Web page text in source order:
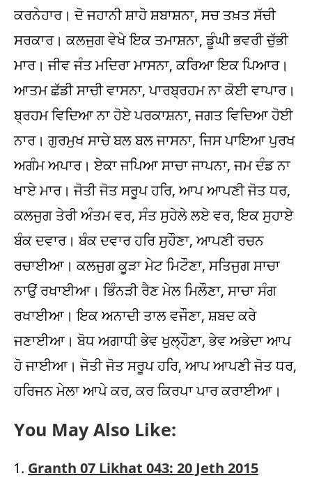
ਕਰਨੇਹਾਰ। ਦੋ ਜਹਾਨੀ ਸ਼ਾਹੋ ਸ਼ਬਾਸ਼ਨਾ, ਸਚ ਤਖ਼ਤ ਸੱਚੀ
ਸਰਕਾਰ। ਕਲਜੁਗ ਵੇਖੇ ਇਕ ਤਮਾਸ਼ਨਾ, ਡੂੰਘੀ ਭਵਰੀ ਚੁੱਭੀ
ਮਾਰ। ਜੀਵ ਜੰਤ ਮਦਿਰਾ ਮਾਸਨਾ, ਕਰਿਆ ਇਕ ਪਿਆਰ।
ਆਤਮ ਛੱਡੀ ਸਾਚੀ ਵਾਸਨਾ, ਪਾਰਬ੍ਰਹਮ ਨਾ ਕੋਈ ਵਾਪਾਰ।
ਬ੍ਰਹਮ ਵਿਦਿਆ ਨਾ ਹੋਏ ਪਰਕਾਸ਼ਨਾ, ਜਗਤ ਵਿਦਿਆ ਹੋਈ
ਨਾਰ। ਗੁਰਮੁਖ ਸਾਚੇ ਬਲ ਬਲ ਜਾਸਨਾ, ਜਿਸ ਪਾਇਆ ਪੁਰਖ
ਅਗੰਮ ਅਪਾਰ। ਏਕਾ ਜਪਿਆ ਸਾਚਾ ਜਾਪਨਾ, ਜਮ ਦੰਡ ਨਾ
ਖਾਏ ਮਾਰ। ਜੋਤੀ ਜੋਤ ਸਰੂਪ ਹਰਿ, ਆਪ ਆਪਣੀ ਜੋਤ ਧਰ,
ਕਲਜੁਗ ਤੇਰੀ ਅੰਤਮ ਵਰ, ਸੰਤ ਸੁਹੇਲੇ ਲਏ ਵਰ, ਇਕ ਸੁਹਾਏ
ਬੰਕ ਦਵਾਰ। ਬੰਕ ਦਵਾਰ ਹਰਿ ਸੁਹੌਣਾ, ਆਪਣੀ ਰਚਨ
ਰਚਾਈਆ। ਕਲਜੁਗ ਕੂੜਾ ਮੇਟ ਮਿਟੌਣਾ, ਸਤਿਜੁਗ ਸਾਚਾ
ਨਾਉਂ ਰਖਾਈਆ। ਭਿੰਨੜੀ ਰੈਣ ਮੇਲ ਮਿਲੌਣਾ, ਸਾਚਾ ਸੰਗ
ਰਖਾਈਆ। ਇਕ ਅਨਾਦੀ ਤਾਲ ਵਜੌਣਾ, ਸ਼ਬਦ ਕਰੇ
ਜਣਾਈਆ। ਬੋਧ ਅਗਾਧੀ ਭੇਵ ਖੁਲ੍ਹੌਣਾ, ਭੇਵ ਅਭੇਦਾ ਆਪ
ਹੋ ਜਾਈਆ। ਜੋਤੀ ਜੋਤ ਸਰੂਪ ਹਰਿ, ਆਪ ਆਪਣੀ ਜੋਤ ਧਰ,
ਹਰਿਜਨ ਮੇਲਾ ਆਪੇ ਕਰ, ਕਰ ਕਿਰਪਾ ਪਾਰ ਕਰਾਈਆ।
You May Also Like:
Granth 07 Likhat 043: 20 Jeth 2015